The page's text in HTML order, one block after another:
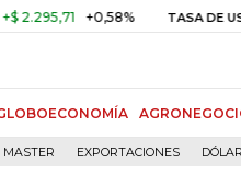
+0,58% TASA DE USURA
MASTER EXPORTACIONES DÓLAR